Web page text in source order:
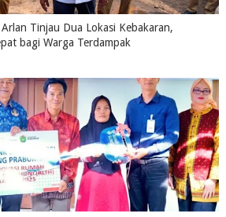
Tinjau Dua Lokasi Kebakaran,
bagi Warga Terdampak